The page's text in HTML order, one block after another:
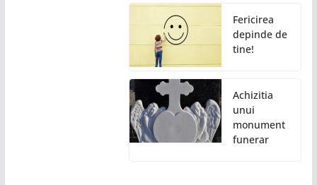
Fericirea
depinde de
tine!
Achizitia
unui
monument
funerar